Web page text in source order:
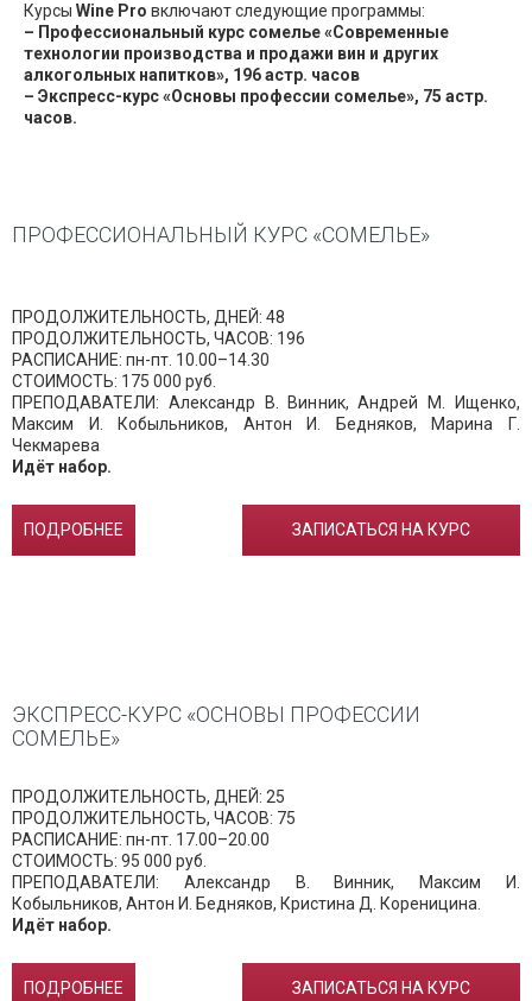
Курсы Wine Pro включают следующие программы:
– Профессиональный курс сомелье «Современные
технологии производства и продажи вин и других
алкогольных напитков», 196 астр. часов
– Экспресс-курс «Основы профессии сомелье», 75 астр.
часов.
ПРОФЕССИОНАЛЬНЫЙ КУРС «СОМЕЛЬЕ»
ПРОДОЛЖИТЕЛЬНОСТЬ, ДНЕЙ: 48
ПРОДОЛЖИТЕЛЬНОСТЬ, ЧАСОВ: 196
РАСПИСАНИЕ: пн-пт. 10.00–14.30
СТОИМОСТЬ: 175 000 руб.
ПРЕПОДАВАТЕЛИ: Александр В. Винник, Андрей М. Ищенко,
Максим И. Кобыльников, Антон И. Бедняков, Марина Г.
Чекмарева
Идёт набор.
ПОДРОБНЕЕ ЗАПИСАТЬСЯ НА КУРС
ЭКСПРЕСС-КУРС «ОСНОВЫ ПРОФЕССИИ
СОМЕЛЬЕ»
ПРОДОЛЖИТЕЛЬНОСТЬ, ДНЕЙ: 25
ПРОДОЛЖИТЕЛЬНОСТЬ, ЧАСОВ: 75
РАСПИСАНИЕ: пн-пт. 17.00–20.00
СТОИМОСТЬ: 95 000 руб.
ПРЕПОДАВАТЕЛИ: Александр В. Винник, Максим И.
Кобыльников, Антон И. Бедняков, Кристина Д. Кореницина.
Идёт набор.
ПОДРОБНЕЕ ЗАПИСАТЬСЯ НА КУРС